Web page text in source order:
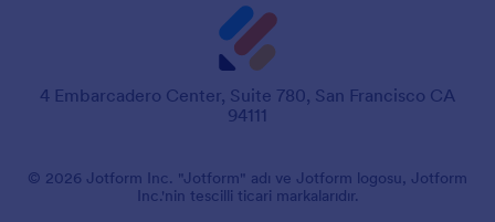
4 Embarcadero Center, Suite 780, San Francisco CA
94111
© 2026 Jotform Inc. "Jotform" adı ve Jotform logosu, Jotform
Inc.'nin tescilli ticari markalarıdır.